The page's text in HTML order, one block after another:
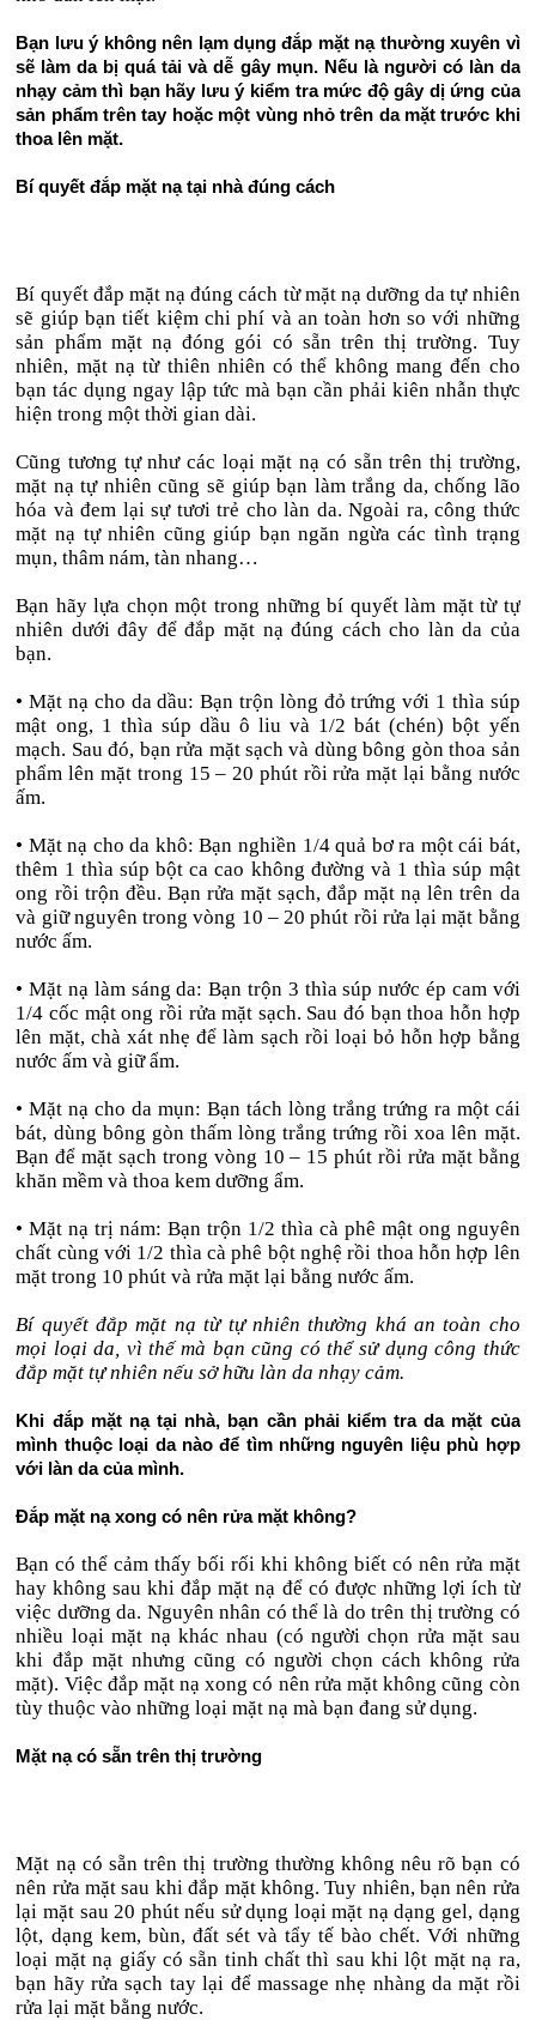
Bạn lưu ý không nên lạm dụng đắp mặt nạ thường xuyên vì
sẽ làm da bị quá tải và dễ gây mụn. Nếu là người có làn da
nhạy cảm thì bạn hãy lưu ý kiểm tra mức độ gây dị ứng của
sản phẩm trên tay hoặc một vùng nhỏ trên da mặt trước khi
thoa lên mặt.
Bí quyết đắp mặt nạ tại nhà đúng cách
Bí quyết đắp mặt nạ đúng cách từ mặt nạ dưỡng da tự nhiên
sẽ giúp bạn tiết kiệm chi phí và an toàn hơn so với những
sản phẩm mặt nạ đóng gói có sẵn trên thị trường. Tuy
nhiên, mặt nạ từ thiên nhiên có thể không mang đến cho
bạn tác dụng ngay lập tức mà bạn cần phải kiên nhẫn thực
hiện trong một thời gian dài.
Cũng tương tự như các loại mặt nạ có sẵn trên thị trường,
mặt nạ tự nhiên cũng sẽ giúp bạn làm trắng da, chống lão
hóa và đem lại sự tươi trẻ cho làn da. Ngoài ra, công thức
mặt nạ tự nhiên cũng giúp bạn ngăn ngừa các tình trạng
mụn, thâm nám, tàn nhang…
Bạn hãy lựa chọn một trong những bí quyết làm mặt từ tự
nhiên dưới đây để đắp mặt nạ đúng cách cho làn da của
bạn.
• Mặt nạ cho da dầu: Bạn trộn lòng đỏ trứng với 1 thìa súp
mật ong, 1 thìa súp dầu ô liu và 1/2 bát (chén) bột yến
mạch. Sau đó, bạn rửa mặt sạch và dùng bông gòn thoa sản
phẩm lên mặt trong 15 – 20 phút rồi rửa mặt lại bằng nước
ấm.
• Mặt nạ cho da khô: Bạn nghiền 1/4 quả bơ ra một cái bát,
thêm 1 thìa súp bột ca cao không đường và 1 thìa súp mật
ong rồi trộn đều. Bạn rửa mặt sạch, đắp mặt nạ lên trên da
và giữ nguyên trong vòng 10 – 20 phút rồi rửa lại mặt bằng
nước ấm.
• Mặt nạ làm sáng da: Bạn trộn 3 thìa súp nước ép cam với
1/4 cốc mật ong rồi rửa mặt sạch. Sau đó bạn thoa hỗn hợp
lên mặt, chà xát nhẹ để làm sạch rồi loại bỏ hỗn hợp bằng
nước ấm và giữ ẩm.
• Mặt nạ cho da mụn: Bạn tách lòng trắng trứng ra một cái
bát, dùng bông gòn thấm lòng trắng trứng rồi xoa lên mặt.
Bạn để mặt sạch trong vòng 10 – 15 phút rồi rửa mặt bằng
khăn mềm và thoa kem dưỡng ẩm.
• Mặt nạ trị nám: Bạn trộn 1/2 thìa cà phê mật ong nguyên
chất cùng với 1/2 thìa cà phê bột nghệ rồi thoa hỗn hợp lên
mặt trong 10 phút và rửa mặt lại bằng nước ấm.
Bí quyết đắp mặt nạ từ tự nhiên thường khá an toàn cho
mọi loại da, vì thế mà bạn cũng có thể sử dụng công thức
đắp mặt tự nhiên nếu sở hữu làn da nhạy cảm.
Khi đắp mặt nạ tại nhà, bạn cần phải kiểm tra da mặt của
mình thuộc loại da nào để tìm những nguyên liệu phù hợp
với làn da của mình.
Đắp mặt nạ xong có nên rửa mặt không?
Bạn có thể cảm thấy bối rối khi không biết có nên rửa mặt
hay không sau khi đắp mặt nạ để có được những lợi ích từ
việc dưỡng da. Nguyên nhân có thể là do trên thị trường có
nhiều loại mặt nạ khác nhau (có người chọn rửa mặt sau
khi đắp mặt nhưng cũng có người chọn cách không rửa
mặt). Việc đắp mặt nạ xong có nên rửa mặt không cũng còn
tùy thuộc vào những loại mặt nạ mà bạn đang sử dụng.
Mặt nạ có sẵn trên thị trường
Mặt nạ có sẵn trên thị trường thường không nêu rõ bạn có
nên rửa mặt sau khi đắp mặt không. Tuy nhiên, bạn nên rửa
lại mặt sau 20 phút nếu sử dụng loại mặt nạ dạng gel, dạng
lột, dạng kem, bùn, đất sét và tẩy tế bào chết. Với những
loại mặt nạ giấy có sẵn tinh chất thì sau khi lột mặt nạ ra,
bạn hãy rửa sạch tay lại để massage nhẹ nhàng da mặt rồi
rửa lại mặt bằng nước.